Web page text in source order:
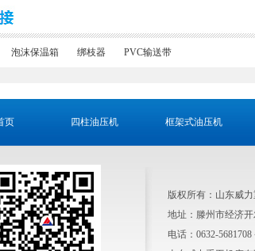
泡沫保温箱 绑枝器 PVC输送带
页 四柱油压机 框架式油压机
版权所有：山东威
地址：滕州市经济开
电话：0632-5681708